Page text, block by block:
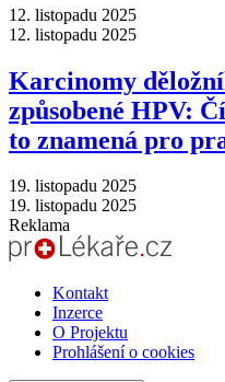
12. listopadu 2025
12. listopadu 2025
Karcinomy
způsobené HPV:
to znamená pro
19. listopadu 2025
19. listopadu 2025
Reklama
Kontakt
Inzerce
O Projektu
Prohlášení o cookies